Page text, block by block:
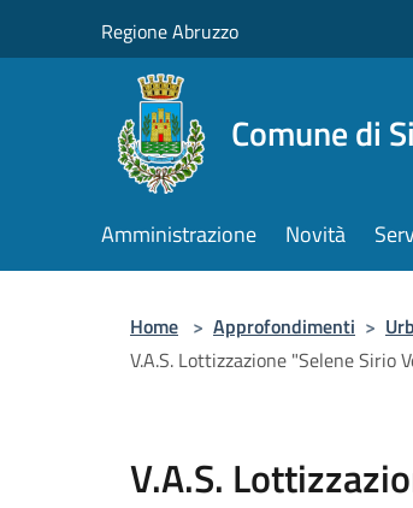
Regione Abruzzo
Comune di
Amministrazione Novità
Home > Approfondimenti >
V.A.S. Lottizzazione "Selene Sirio
V.A.S.